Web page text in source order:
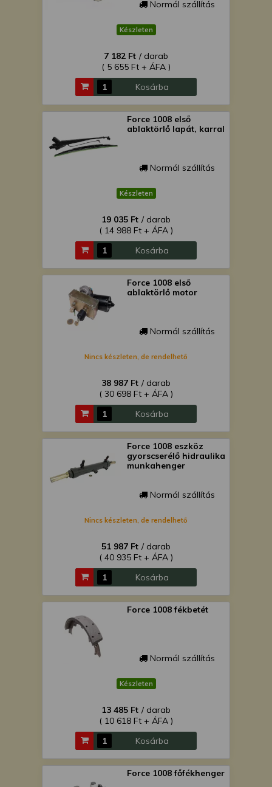
Normál szállítás
Készleten
7 182 Ft / darab
( 5 655 Ft + ÁFA )
Kosárba
Force 1008 első
ablaktörlő lapát, karral
Normál szállítás
Készleten
19 035 Ft / darab
( 14 988 Ft + ÁFA )
Kosárba
Force 1008 első
ablaktörlő motor
Normál szállítás
Nincs készleten, de rendelhető
38 987 Ft / darab
( 30 698 Ft + ÁFA )
Kosárba
Force 1008 eszköz
gyorscserélő hidraulika
munkahenger
Normál szállítás
Nincs készleten, de rendelhető
51 987 Ft / darab
( 40 935 Ft + ÁFA )
Kosárba
Force 1008 fékbetét
Normál szállítás
Készleten
13 485 Ft / darab
( 10 618 Ft + ÁFA )
Kosárba
Force 1008 főfékhenger